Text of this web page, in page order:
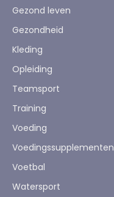
Gezond leven
Gezondheid
Kleding
Opleiding
Teamsport
Training
Voeding
Voedingssupplementen
Voetbal
Watersport